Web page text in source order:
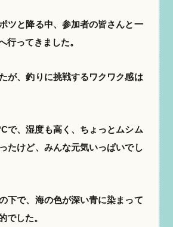
ツと降る中、参加者の皆さんと一
行ってきました。
が、釣りに挑戦するワクワク感は
で、湿度も高く、ちょっとムシム
たけど、みんな元気いっぱいでし
下で、海の色が深い青に染まって
でした。